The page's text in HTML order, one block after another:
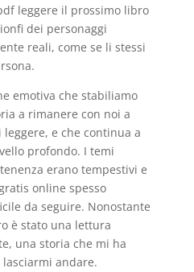
leggere il prossimo libro
dei personaggi
reali, come se li stessi
emotiva che stabiliamo
a rimanere con noi a
e che continua a
profondo. I temi
erano tempestivi e
online spesso
da seguire. Nonostante
è stato una lettura
una storia che mi ha
andare.